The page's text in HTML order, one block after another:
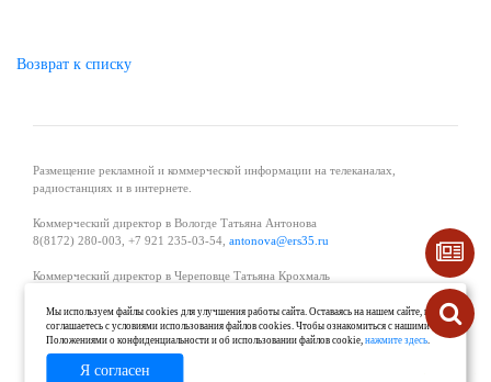
Возврат к списку
Размещение рекламной и коммерческой информации на телеканалах,
радиостанциях и в интернете.
Коммерческий директор в Вологде Татьяна Антонова
8(8172) 280-003, +7 921 235-03-54, antonova@ers35.ru
Коммерческий директор в Череповце Татьяна Крохмаль
Начальник отдела рекламы в Великом Устюге Екатерина Вьюжанина 8(81738)
2-04-44, +7 921 125-06-40,katrinv81@mail.ru
Мы используем файлы cookies для улучшения работы сайта. Оставаясь на нашем сайте, вы
соглашаетесь с условиями использования файлов cookies. Чтобы ознакомиться с нашими
Положениями о конфиденциальности и об использовании файлов cookie,нажмите здесь.
Я согласен